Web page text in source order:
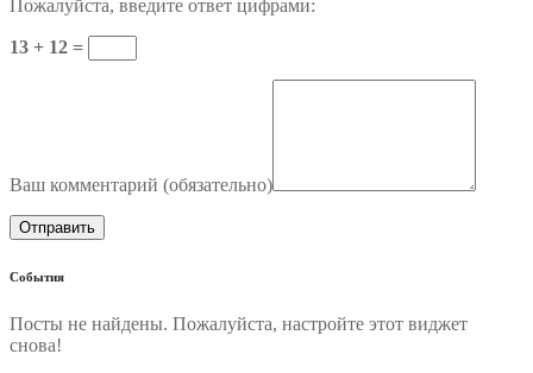
Пожалуйста, введите ответ цифрами:
13 + 12 =
Ваш комментарий (обязательно)
События
Посты не найдены. Пожалуйста, настройте этот виджет
снова!